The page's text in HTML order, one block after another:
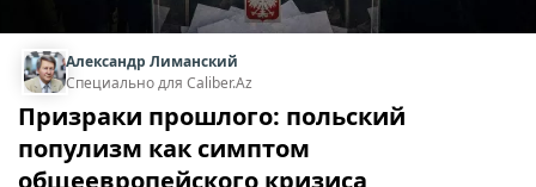
Александр Лиманский
Специально для Caliber.Az
Призраки прошлого: польский
популизм как симптом
общеевропейского кризиса